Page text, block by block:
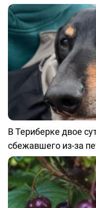
В Териберке двое
сбежавшего из-за